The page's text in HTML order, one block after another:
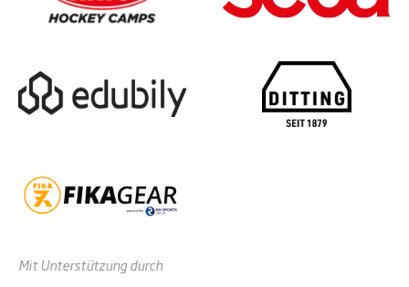
Mit Unterstützung durch